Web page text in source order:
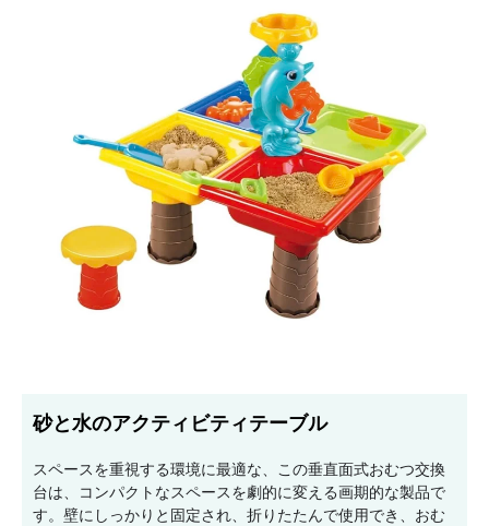
砂と水のアクティビティテーブル
スペースを重視する環境に最適な、この垂直面式おむつ交換
台は、コンパクトなスペースを劇的に変える画期的な製品で
す。壁にしっかりと固定され、折りたたんで使用でき、おむ